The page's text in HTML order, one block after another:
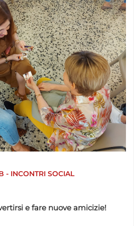
- INCONTRI SOCIAL
e fare nuove amicizie!